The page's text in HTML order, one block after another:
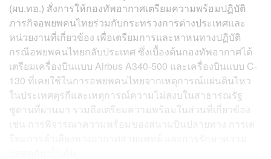
(ผบ.ทอ.) สั่งการให้กองทัพอากาศเตรียมความพร้อมปฏิบัติ
ภารกิจอพยพคนไทยร่วมกับกระทรวงการต่างประเทศและ
หน่วยงานที่เกี่ยวข้อง เพื่อเตรียมการและหาหนทางปฏิบัติ
กรณีอพยพคนไทยกลับประเทศ ซึ่งเบื้องต้นกองทัพอากาศได้
เตรียมเครื่องบินแบบ Airbus A340-500 และเครื่องบินแบบ C-
130 ที่เคยใช้ในการอพยพคนไทยจากเหตุการณ์แผ่นดินไหว
ในประเทศตุรกีและเหตุการณ์ความไม่สงบในสาธารณรัฐ
ซูดานที่ผ่านมา รวมถึงเตรียมความพร้อมในส่วนที่เกี่ยวข้อง
เช่น การพิจารณาความพร้อมของสนามบินปลายทาง การเต